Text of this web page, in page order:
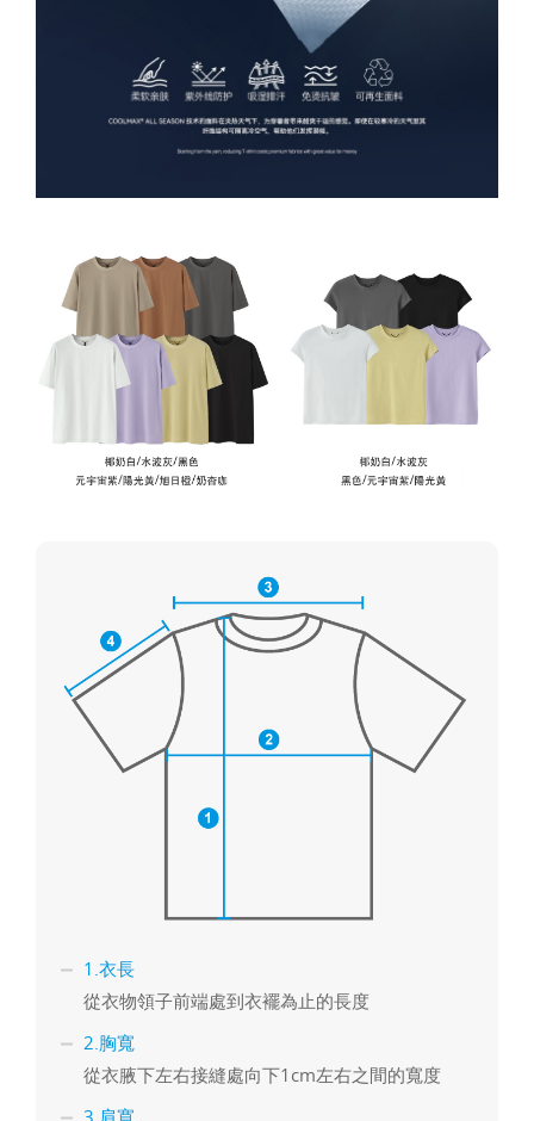
1.衣長
從衣物領子前端處到衣襬為止的長度
2.胸寬
從衣腋下左右接縫處向下1cm左右之間的寬度
3.肩寬